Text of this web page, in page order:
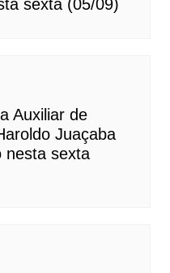
sexta (05/09)
Auxiliar de
Juaçaba
nesta sexta